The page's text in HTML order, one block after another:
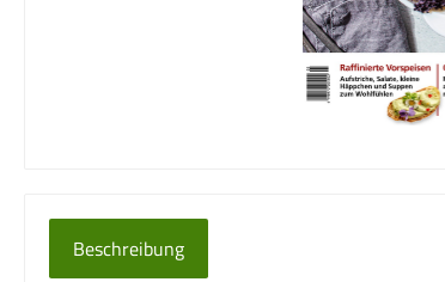
Beschreibung